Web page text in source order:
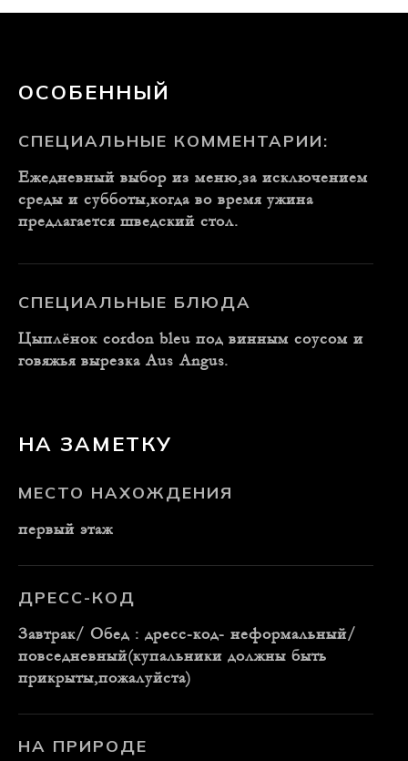
ОСОБЕННЫЙ
СПЕЦИАЛЬНЫЕ КОММЕНТАРИИ:
Ежедневный выбор из меню,за исключением
среды и субботы,когда во время ужина
предлагается шведский стол.
СПЕЦИАЛЬНЫЕ БЛЮДА
Цыплёнок сordon bleu под винным соусом и
говяжья вырезка Aus Angus.
НА ЗАМЕТКУ
МЕСТО НАХОЖДЕНИЯ
первый этаж
ДРЕСС-КОД
Завтрак/ Обед : дресс-код- неформальный/
повседневный(купальники должны быть
прикрыты,пожалуйста)
НА ПРИРОДЕ